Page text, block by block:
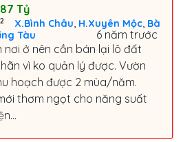
Tỷ
2 X.Bình Châu, H.Xuyên Mộc, Bà
Tàu
6 năm trước
nơi ở nên cần bán lại lô đất
vì ko quản lý được. Vườn
hoạch được 2 mùa/năm.
thơm ngọt cho năng suất